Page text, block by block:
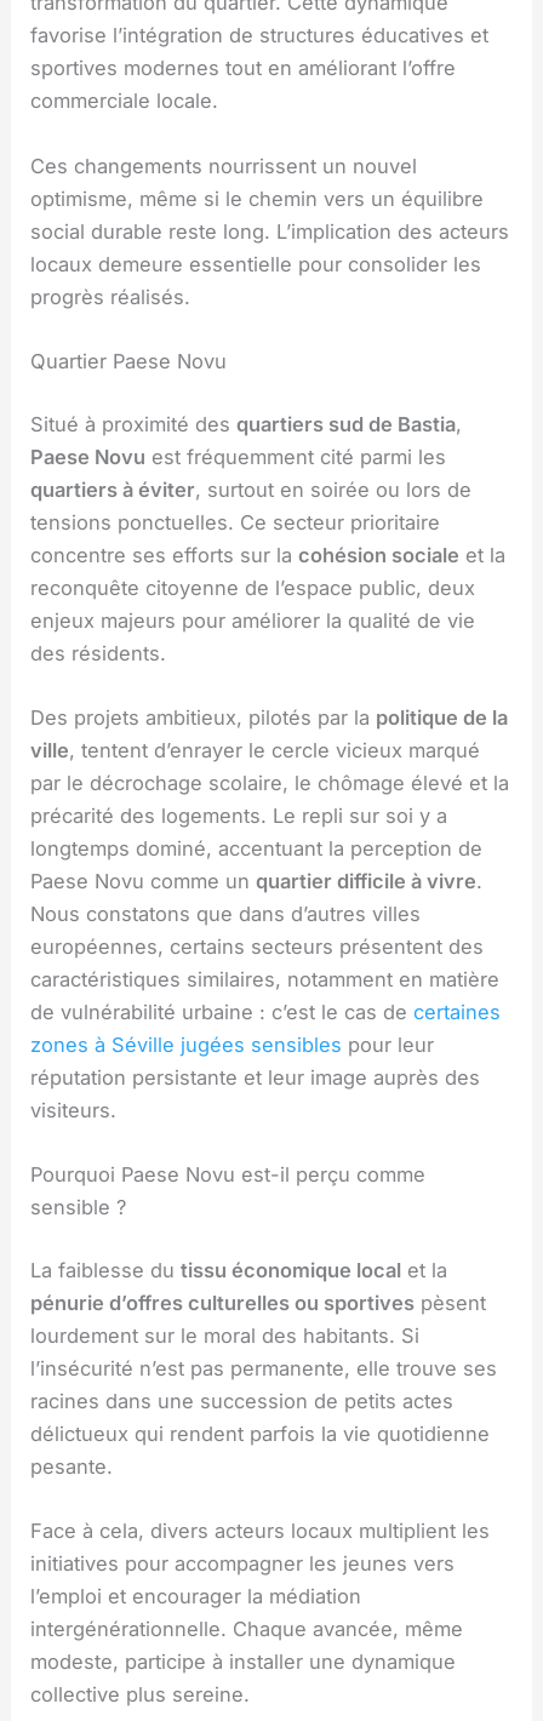
favorise l’intégration de structures éducatives et
sportives modernes tout en améliorant l’offre
commerciale locale.
Ces changements nourrissent un nouvel
optimisme, même si le chemin vers un équilibre
social durable reste long. L’implication des acteurs
locaux demeure essentielle pour consolider les
progrès réalisés.
Quartier Paese Novu
Situé à proximité desquartiers sud de Bastia,
Paese Novu est fréquemment cité parmi les
quartiers à éviter, surtout en soirée ou lors de
tensions ponctuelles. Ce secteur prioritaire
concentre ses efforts sur lacohésion sociale et la
reconquête citoyenne de l’espace public, deux
enjeux majeurs pour améliorer la qualité de vie
des résidents.
Des projets ambitieux, pilotés par la politique de la
ville, tentent d’enrayer le cercle vicieux marqué
par le décrochage scolaire, le chômage élevé et la
précarité des logements. Le repli sur soi y a
longtemps dominé, accentuant la perception de
Paese Novu comme unquartier difficile à vivre.
Nous constatons que dans d’autres villes
européennes, certains secteurs présentent des
caractéristiques similaires, notamment en matière
de vulnérabilité urbaine : c’est le cas decertaines
zones à Séville jugées sensibles pour leur
réputation persistante et leur image auprès des
visiteurs.
Pourquoi Paese Novu est-il perçu comme
sensible ?
La faiblesse dutissu économique local et la
pénurie d’offres culturelles ou sportives pèsent
lourdement sur le moral des habitants. Si
l’insécurité n’est pas permanente, elle trouve ses
racines dans une succession de petits actes
délictueux qui rendent parfois la vie quotidienne
pesante.
Face à cela, divers acteurs locaux multiplient les
initiatives pour accompagner les jeunes vers
l’emploi et encourager la médiation
intergénérationnelle. Chaque avancée, même
modeste, participe à installer une dynamique
collective plus sereine.